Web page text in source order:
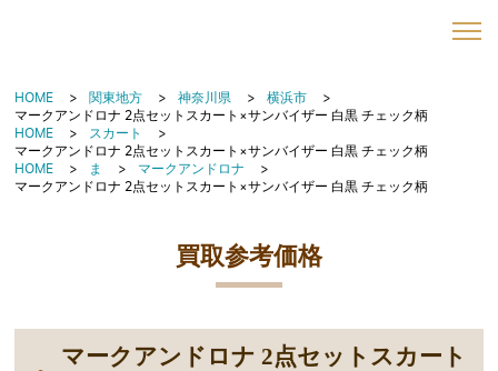
HOME 関東地方 神奈川県
横浜市
マークアンドロナ 2点セットスカート×サンバイザー 白黒 チェック柄
HOME
スカート
マークアンドロナ 2点セットスカート×サンバイザー 白黒 チェック柄
HOME
ま
マークアンドロナ
マークアンドロナ 2点セットスカート×サンバイザー 白黒 チェック柄
買取参考価格
マークアンドロナ 2点セットスカート